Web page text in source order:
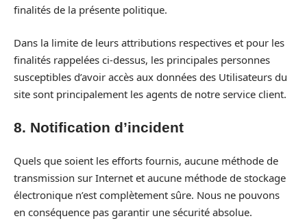
finalités de la présente politique.
Dans la limite de leurs attributions respectives et pour les
finalités rappelées ci-dessus, les principales personnes
susceptibles d’avoir accès aux données des Utilisateurs du
site sont principalement les agents de notre service client.
8. Notification d’incident
Quels que soient les efforts fournis, aucune méthode de
transmission sur Internet et aucune méthode de stockage
électronique n’est complètement sûre. Nous ne pouvons
en conséquence pas garantir une sécurité absolue.